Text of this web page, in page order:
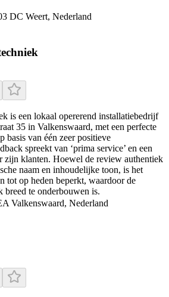
DC Weert, Nederland
is een lokaal opererend installatiebedrijf
35 in Valkenswaard, met een perfecte
basis van één zeer positieve
spreekt van ‘prima service’ en een
zijn klanten. Hoewel de review authentiek
naam en inhoudelijke toon, is het
tot op heden beperkt, waardoor de
te onderbouwen is.
Valkenswaard, Nederland